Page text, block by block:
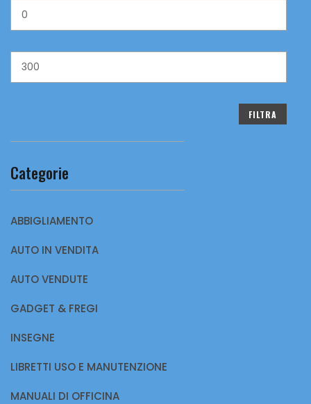
Prezzo
Min
Prezzo
Max
FILTRA
Categorie
ABBIGLIAMENTO
AUTO IN VENDITA
AUTO VENDUTE
GADGET & FREGI
INSEGNE
LIBRETTI USO E MANUTENZIONE
MANUALI DI OFFICINA